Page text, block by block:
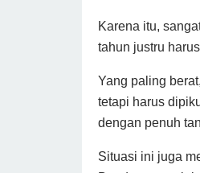
Karena itu,
tahun justru
Yang paling
tetapi harus
dengan penuh
Situasi ini juga